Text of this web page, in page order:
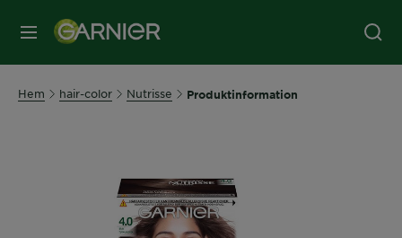
MENY
Hem hair-color Nutrisse Produktinformation